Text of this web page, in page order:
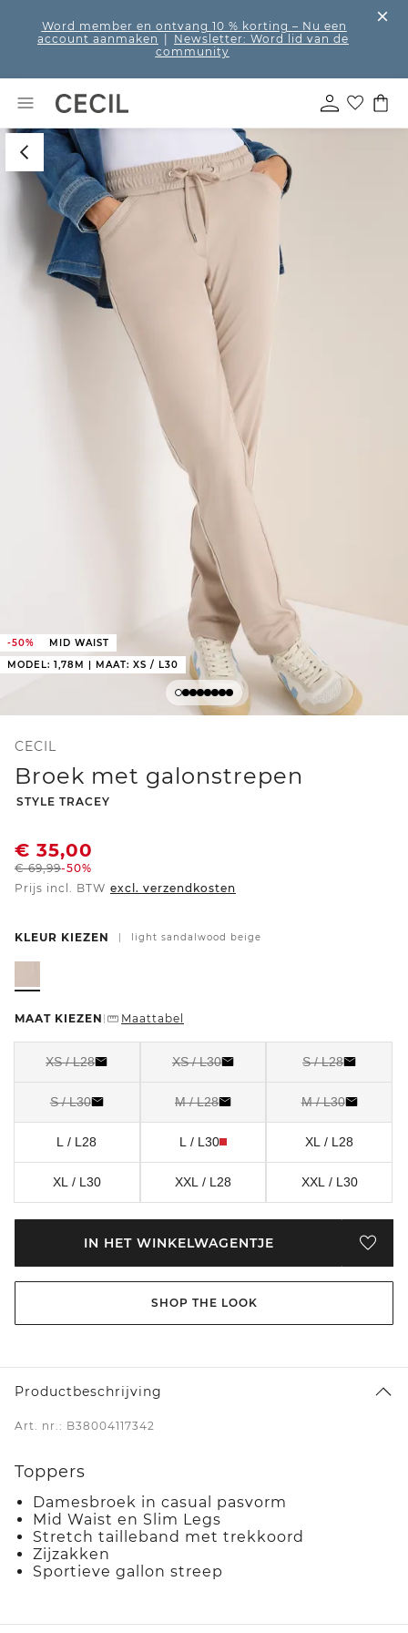
Word member en ontvang 10 % korting – Nu een
account aanmaken
Newsletter: Word lid van de
community
-50%
MID WAIST
MODEL: 1,78M | MAAT: XS / L30
CECIL
Broek met galonstrepen
-
STYLE TRACEY
€ 35,00
€69,99-50%
Prijs incl. BTW excl. verzendkosten
KLEUR KIEZEN light sandalwood beige
MAAT KIEZEN Maattabel
XS / L28 XS / L30 S / L28
S / L30 M / L28 M / L30
L / L28 L / L30 XL / L28
XL / L30 XXL / L28 XXL / L30
IN HET WINKELWAGENTJE
SHOP THE LOOK
Productbeschrijving
Art. nr.: B38004117342
Toppers
Damesbroek in casual pasvorm
Mid Waist en Slim Legs
Stretch tailleband met trekkoord
Zijzakken
Sportieve gallon streep